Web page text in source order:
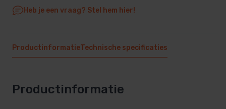
Heb je een vraag? Stel hem hier!
ProductinformatieTechnische specificaties
Productinformatie